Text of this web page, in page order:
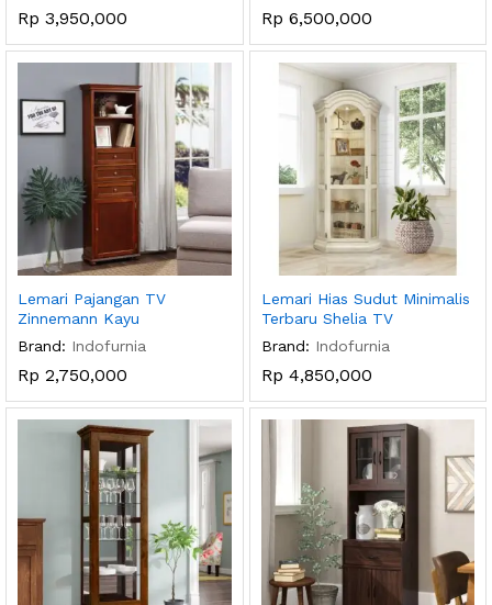
Rp 3,950,000 Rp 6,500,000
Lemari Pajangan TV
Zinnemann Kayu
Brand: Indofurnia
Rp 2,750,000
Lemari Hias Sudut Minimalis
Terbaru Shelia TV
Brand: Indofurnia
Rp 4,850,000